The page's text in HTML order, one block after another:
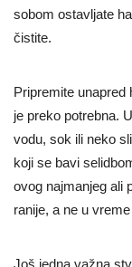
sobom ostavljate
čistite.
Pripremite unapred
je preko potrebna.
vodu, sok ili neko
koji se bavi
ovog najmanjeg ali
ranije, a ne u